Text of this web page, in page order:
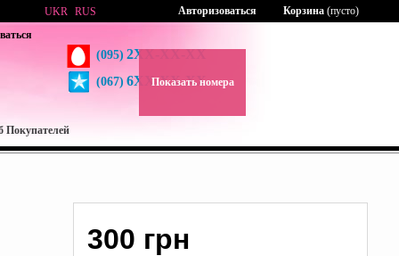
(095) 2XX-XX-XX
(067) 6XX-XX-XX
Показать номера
UKR RUS Корзина (пусто)
Авторизоваться
Покупателей
300 грн